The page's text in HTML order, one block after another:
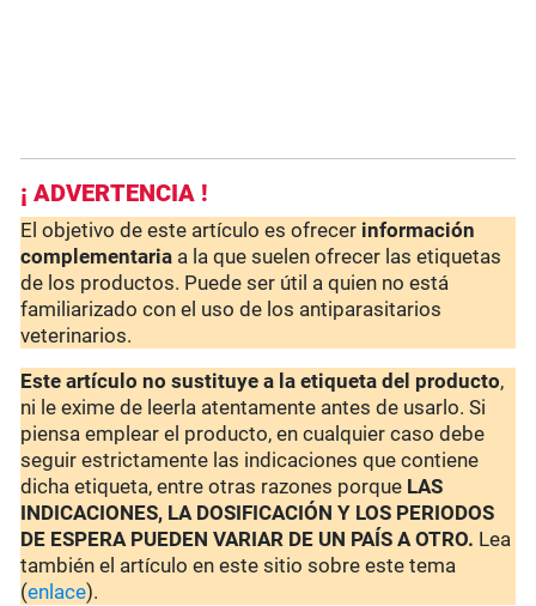
¡ ADVERTENCIA !
El objetivo de este artículo es ofrecer información
complementaria a la que suelen ofrecer las etiquetas
de los productos. Puede ser útil a quien no está
familiarizado con el uso de los antiparasitarios
veterinarios.
Este artículo no sustituye a la etiqueta del producto,
ni le exime de leerla atentamente antes de usarlo. Si
piensa emplear el producto, en cualquier caso debe
seguir estrictamente las indicaciones que contiene
dicha etiqueta, entre otras razones porque LAS
INDICACIONES, LA DOSIFICACIÓN Y LOS PERIODOS
DE ESPERA PUEDEN VARIAR DE UN PAÍS A OTRO. Lea
también el artículo en este sitio sobre este tema
(enlace).